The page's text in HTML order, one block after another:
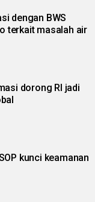
dengan BWS
terkait masalah air
dorong RI jadi
kunci keamanan